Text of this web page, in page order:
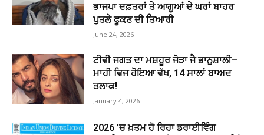
ਭਾਜਪਾ ਦਫ਼ਤਰਾਂ ਤੇ ਆਗੂਆਂ ਦੇ ਘਰਾਂ ਬਾਹਰ
ਪੁਤਲੇ ਫੂਕਣ ਦੀ ਤਿਆਰੀ
June 24, 2026
ਟੀਵੀ ਜਗਤ ਦਾ ਮਸ਼ਹੂਰ ਜੋੜਾ ਜੈ ਭਾਨੁਸ਼ਾਲੀ–
ਮਾਹੀ ਵਿਜ ਹੋਇਆ ਵੱਖ, 14 ਸਾਲਾਂ ਬਾਅਦ
ਤਲਾਕ!
January 4, 2026
2026 ’ਚ ਖ਼ਤਮ ਹੋ ਰਿਹਾ ਡਰਾਈਵਿੰਗ